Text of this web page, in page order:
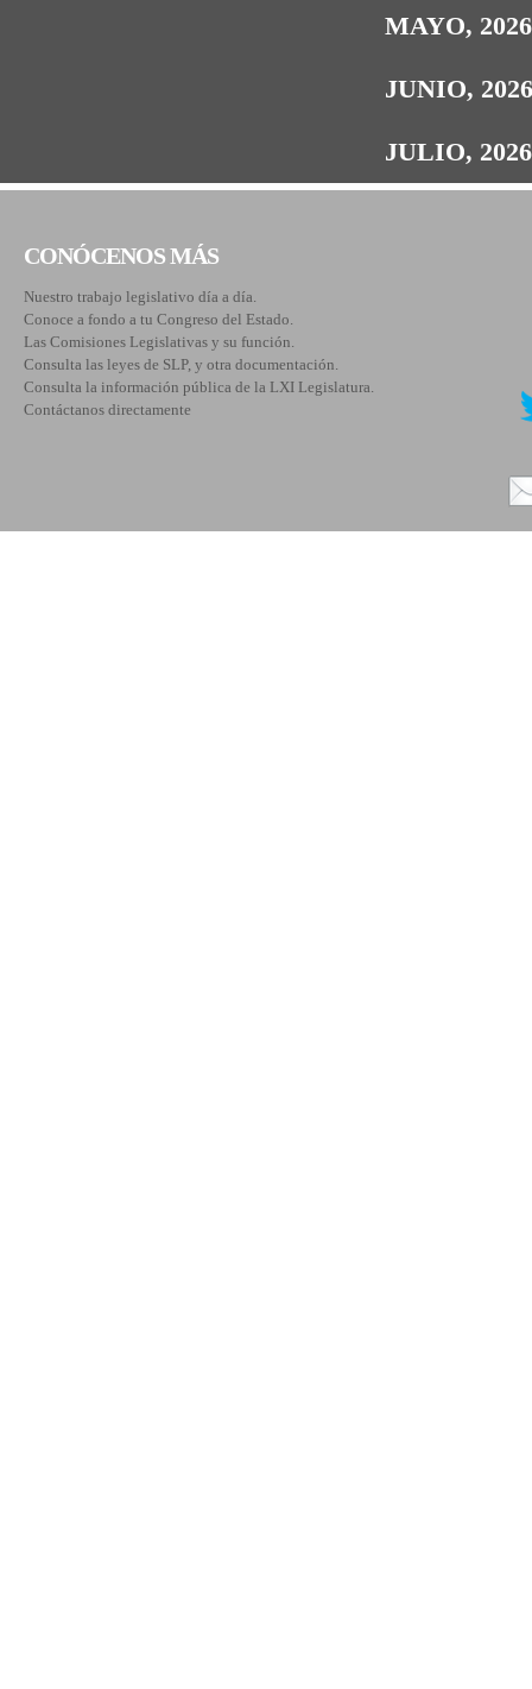
MAYO, 2026
JUNIO, 2026
JULIO, 2026
CONÓCENOS MÁS
Nuestro trabajo legislativo día a día.
Conoce a fondo a tu Congreso del Estado.
Las Comisiones Legislativas y su función.
Consulta las leyes de SLP, y otra documentación.
Consulta la información pública de la LXI Legislatura.
Contáctanos directamente